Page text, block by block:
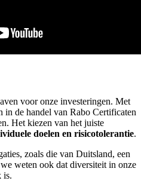
voor onze investeringen. Met
in de handel van Rabo Certificaten
Het kiezen van het juiste
doelen en risicotolerantie.
zoals die van Duitsland, een
weten ook dat diversiteit in onze
is.